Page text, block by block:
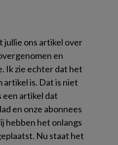
jullie ons artikel over
en
Ik zie echter dat het
artikel is. Dat is niet
een artikel dat
en onze abonnees
hebben het onlangs
Nu staat het